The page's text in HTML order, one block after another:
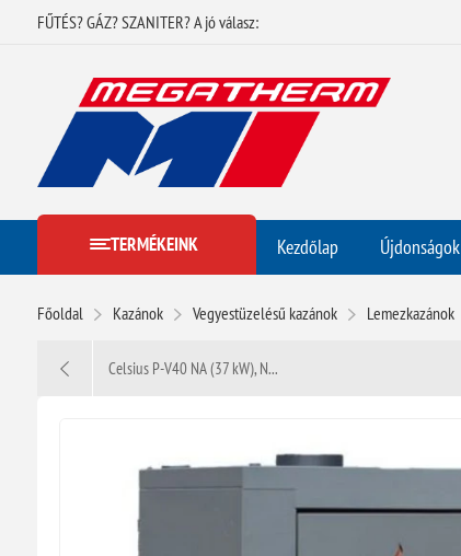
FŰTÉS? GÁZ? SZANITER? A jó válasz:
TERMÉKEINK Kezdőlap Újdonságok
Főoldal Kazánok Vegyestüzelésű kazánok Lemezkazánok
Celsius P-V40 NA (37 kW), N...